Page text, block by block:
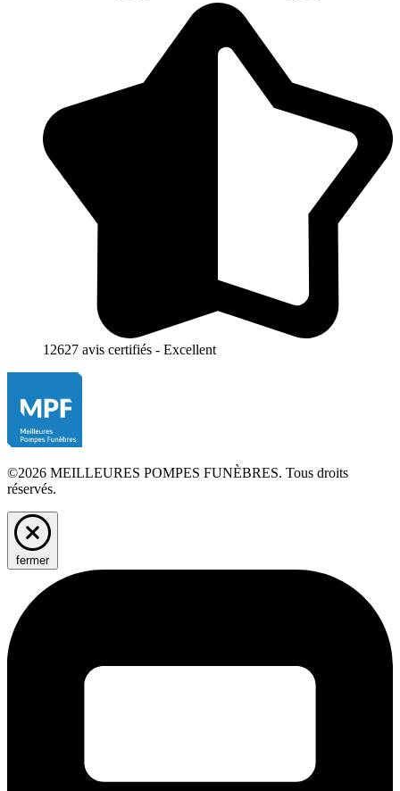
12627 avis certifiés - Excellent
©2026 MEILLEURES POMPES FUNÈBRES. Tous droits
réservés.
fermer